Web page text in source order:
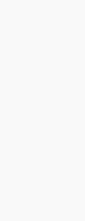
れる用紙です。